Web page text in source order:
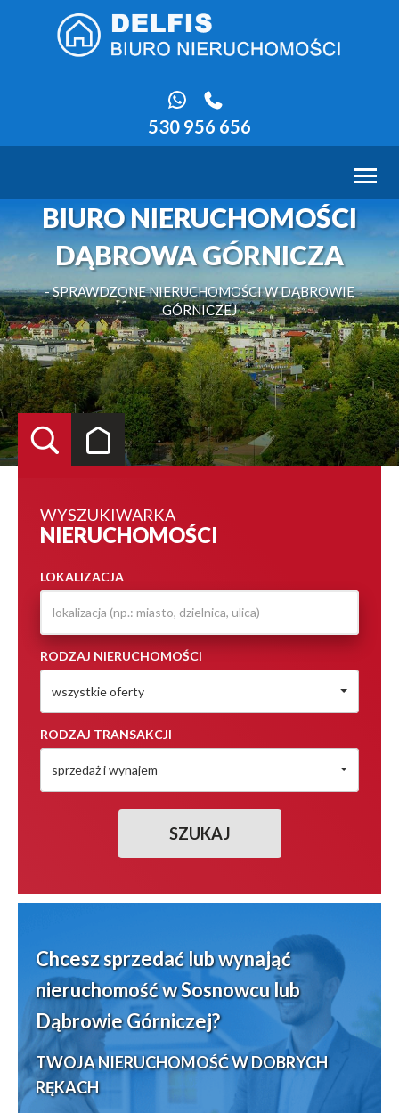
530 956 656
BIURO NIERUCHOMOŚCI
DĄBROWA GÓRNICZA
- SPRAWDZONE NIERUCHOMOŚCI W DĄBROWIE
GÓRNICZEJ
WYSZUKIWARKA
NIERUCHOMOŚCI
LOKALIZACJA
RODZAJ NIERUCHOMOŚCI
wszystkie oferty
RODZAJ TRANSAKCJI
sprzedaż i wynajem
Chceszsprzedaćlubwynająć
nieruchomość w Sosnowcu lub
Dąbrowie Górniczej?
TWOJA NIERUCHOMOŚĆ W DOBRYCH
RĘKACH